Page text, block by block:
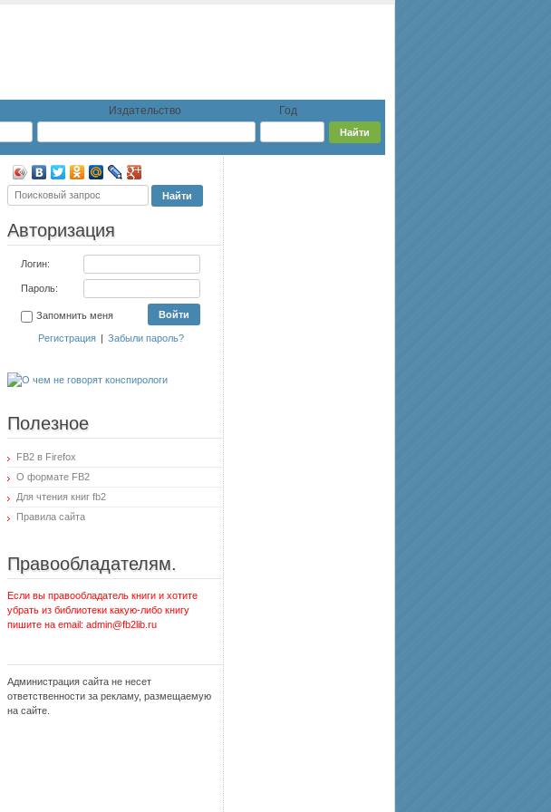
Издательство Год
Авторизация
Логин:
Пароль:
Запомнить меня
Регистрация | Забыли пароль?
Полезное
FB2 в Firefox
О формате FB2
Для чтения книг fb2
Правила сайта
Правообладателям.
Если вы правообладатель книги и хотите
убрать из библиотеки какую-либо книгу
пишите на email: admin@fb2lib.ru
Администрация сайта не несет
ответственности за рекламу, размещаемую
на сайте.